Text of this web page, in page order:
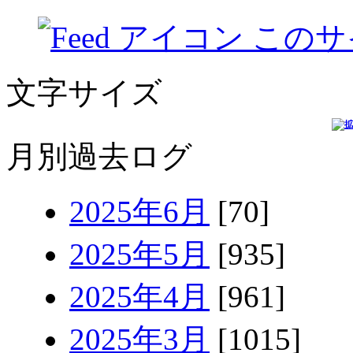
この
文字サイズ
月別過去ログ
2025年6月 [70]
2025年5月 [935]
2025年4月 [961]
2025年3月 [1015]